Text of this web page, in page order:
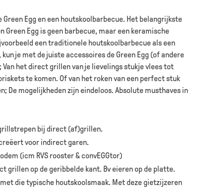
Egg en een houtskoolbarbecue. Het belangrijkste
Egg is geen barbecue, maar een keramische
een traditionele houtskoolbarbecue als een
je met de juiste accessoires de Green Egg (of andere
het direct grillen van je lievelings stukje vlees tot
te komen. Of van het roken van een perfect stuk
De mogelijkheden zijn eindeloos. Absolute musthaves in
bij direct (af)grillen.
voor indirect garen.
(icm RVS rooster & convEGGtor)
grillen op de geribbelde kant. Bv eieren op de platte.
die typische houtskoolsmaak. Met deze gietzijzeren